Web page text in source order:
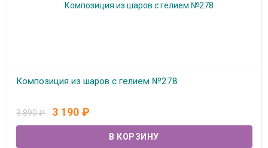
Композиция из шаров с гелием №278
3 890₽ 3 190 ₽